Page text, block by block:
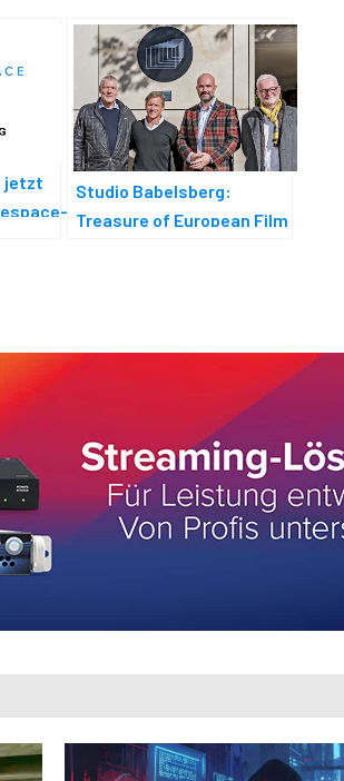
jetzt
Studio Babelsberg:
Treasure of European Film